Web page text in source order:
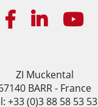
ZI Muckental
BARR - France
+33 (0)3 88 58 53 53